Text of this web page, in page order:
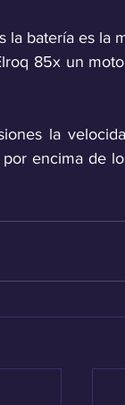
la batería es la
85x un
la
por encima de